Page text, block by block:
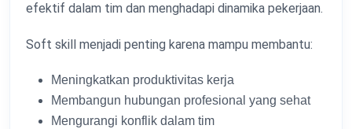
efektif dalam tim dan menghadapi dinamika pekerjaan.
Soft skill menjadi penting karena mampu membantu:
Meningkatkan produktivitas kerja
Membangun hubungan profesional yang sehat
Mengurangi konflik dalam tim